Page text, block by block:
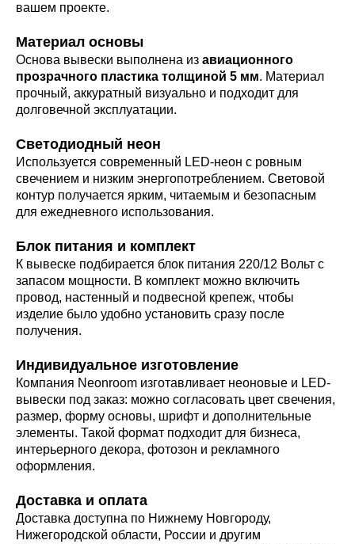
вашем проекте.
Материал основы
Основа вывески выполнена из авиационного
прозрачного пластика толщиной 5 мм. Материал
прочный, аккуратный визуально и подходит для
долговечной эксплуатации.
Светодиодный неон
Используется современный LED-неон с ровным
свечением и низким энергопотреблением. Световой
контур получается ярким, читаемым и безопасным
для ежедневного использования.
Блок питания и комплект
К вывеске подбирается блок питания 220/12 Вольт с
запасом мощности. В комплект можно включить
провод, настенный и подвесной крепеж, чтобы
изделие было удобно установить сразу после
получения.
Индивидуальное изготовление
Компания Neonroom изготавливает неоновые и LED-
вывески под заказ: можно согласовать цвет свечения,
размер, форму основы, шрифт и дополнительные
элементы. Такой формат подходит для бизнеса,
интерьерного декора, фотозон и рекламного
оформления.
Доставка и оплата
Доставка доступна по Нижнему Новгороду,
Нижегородской области, России и другим